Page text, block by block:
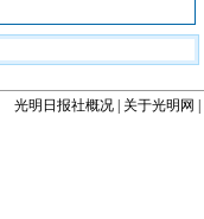
光明日报社概况 关于光明网